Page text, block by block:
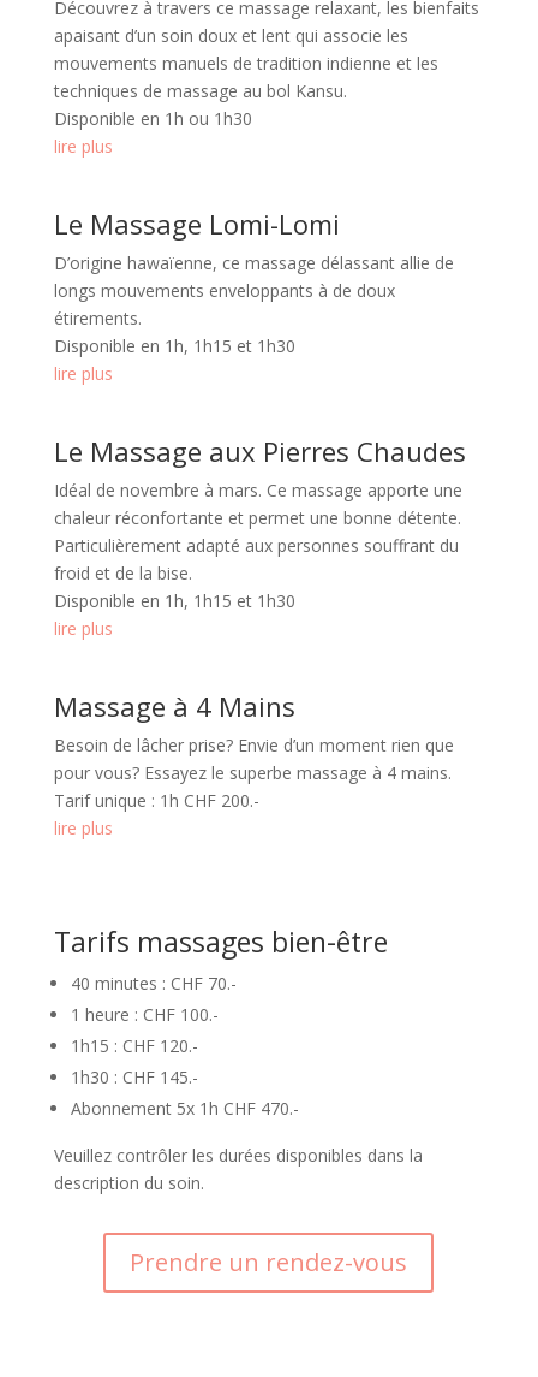
Découvrez à travers ce massage relaxant, les bienfaits
apaisant d’un soin doux et lent qui associe les
mouvements manuels de tradition indienne et les
techniques de massage au bol Kansu.
Disponible en 1h ou 1h30
lire plus
Le Massage Lomi-Lomi
D’origine hawaïenne, ce massage délassant allie de
longs mouvements enveloppants à de doux
étirements.
Disponible en 1h, 1h15 et 1h30
lire plus
Le Massage aux Pierres Chaudes
Idéal de novembre à mars. Ce massage apporte une
chaleur réconfortante et permet une bonne détente.
Particulièrement adapté aux personnes souffrant du
froid et de la bise.
Disponible en 1h, 1h15 et 1h30
lire plus
Massage à 4 Mains
Besoin de lâcher prise? Envie d’un moment rien que
pour vous? Essayez le superbe massage à 4 mains.
Tarif unique : 1h CHF 200.-
lire plus
Tarifs massages bien-être
40 minutes : CHF 70.-
1 heure : CHF 100.-
1h15 : CHF 120.-
1h30 : CHF 145.-
Abonnement 5x 1h CHF 470.-
Veuillez contrôler les durées disponibles dans la
description du soin.
Prendre un rendez-vous